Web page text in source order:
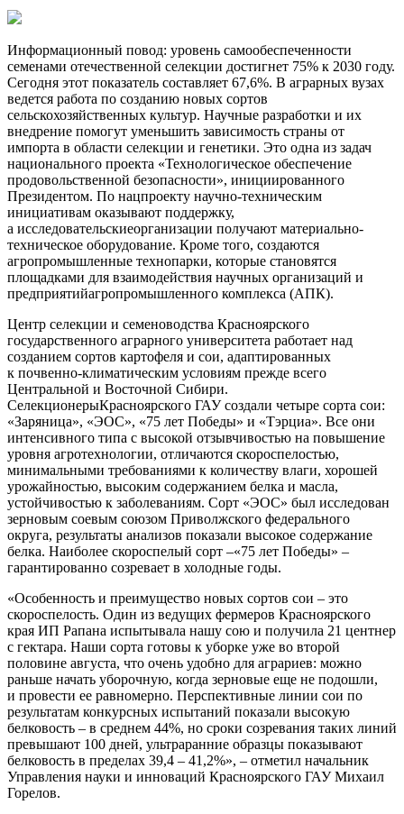
Информационный повод: уровень самообеспеченности
семенами отечественной селекции достигнет 75% к 2030 году.
Сегодня этот показатель составляет 67,6%. В аграрных вузах
ведется работа по созданию новых сортов
сельскохозяйственных культур. Научные разработки и их
внедрение помогут уменьшить зависимость страны от
импорта в области селекции и генетики. Это одна из задач
национального проекта «Технологическое обеспечение
продовольственной безопасности», инициированного
Президентом. По нацпроекту научно-техническим
инициативам оказывают поддержку,
а исследовательскиеорганизации получают материально-
техническое оборудование. Кроме того, создаются
агропромышленные технопарки, которые становятся
площадками для взаимодействия научных организаций и
предприятийагропромышленного комплекса (АПК).
Центр селекции и семеноводства Красноярского
государственного аграрного университета работает над
созданием сортов картофеля и сои, адаптированных
к почвенно-климатическим условиям прежде всего
Центральной и Восточной Сибири.
СелекционерыКрасноярского ГАУ создали четыре сорта сои:
«Заряница», «ЭОС», «75 лет Победы» и «Тэрциа». Все они
интенсивного типа с высокой отзывчивостью на повышение
уровня агротехнологии, отличаются скороспелостью,
минимальными требованиями к количеству влаги, хорошей
урожайностью, высоким содержанием белка и масла,
устойчивостью к заболеваниям. Сорт «ЭОС» был исследован
зерновым соевым союзом Приволжского федерального
округа, результаты анализов показали высокое содержание
белка. Наиболее скороспелый сорт –«75 лет Победы» –
гарантированно созревает в холодные годы.
«Особенность и преимущество новых сортов сои – это
скороспелость. Один из ведущих фермеров Красноярского
края ИП Рапана испытывала нашу сою и получила 21 центнер
с гектара. Наши сорта готовы к уборке уже во второй
половине августа, что очень удобно для аграриев: можно
раньше начать уборочную, когда зерновые еще не подошли,
и провести ее равномерно. Перспективные линии сои по
результатам конкурсных испытаний показали высокую
белковость – в среднем 44%, но сроки созревания таких линий
превышают 100 дней, ультраранние образцы показывают
белковость в пределах 39,4 – 41,2%», – отметил начальник
Управления науки и инноваций Красноярского ГАУ Михаил
Горелов.